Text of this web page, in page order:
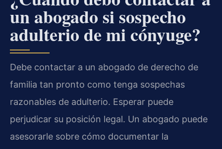
un abogado si sospecho
adulterio de mi cónyuge?
Debe contactar a un abogado de derecho de
familia tan pronto como tenga sospechas
razonables de adulterio. Esperar puede
perjudicar su posición legal. Un abogado puede
asesorarle sobre cómo documentar la